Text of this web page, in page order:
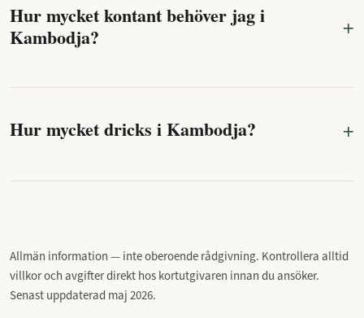
Hur mycket kontant behöver jag i
Kambodja?
Hur mycket dricks i Kambodja?
Allmän information — inte oberoende rådgivning. Kontrollera alltid
villkor och avgifter direkt hos kortutgivaren innan du ansöker.
Senast uppdaterad maj 2026.